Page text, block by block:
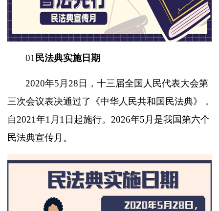
01 民法典实施日期
2020年5月28日，十三届全国人民代表大会第
三次会议表决通过了《中华人民共和国民法典》，
自2021年1月1日起施行。2026年5月是我国第六个
民法典宣传月。